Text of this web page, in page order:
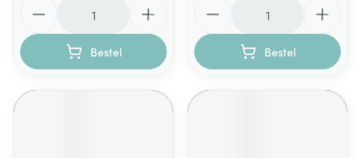
Bestel Bestel